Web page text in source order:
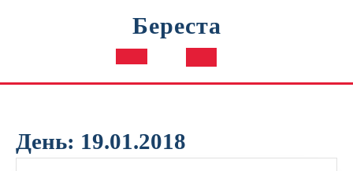
Береста
Кнопка
День: 19.01.2018